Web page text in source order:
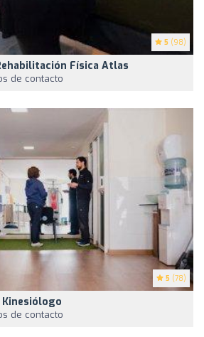
5 (98)
Física Atlas
de contacto
5 (78)
Kinesiólogo
de contacto